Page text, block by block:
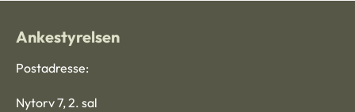
Ankestyrelsen
Postadresse:
Nytorv 7, 2. sal